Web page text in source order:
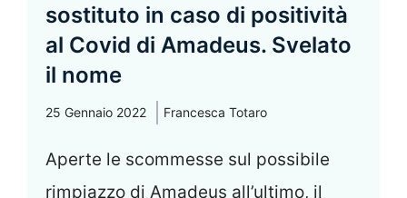
sostituto in caso di positività
al Covid di Amadeus. Svelato
il nome
25 Gennaio 2022 Francesca Totaro
Aperte le scommesse sul possibile
rimpiazzo di Amadeus all’ultimo, il